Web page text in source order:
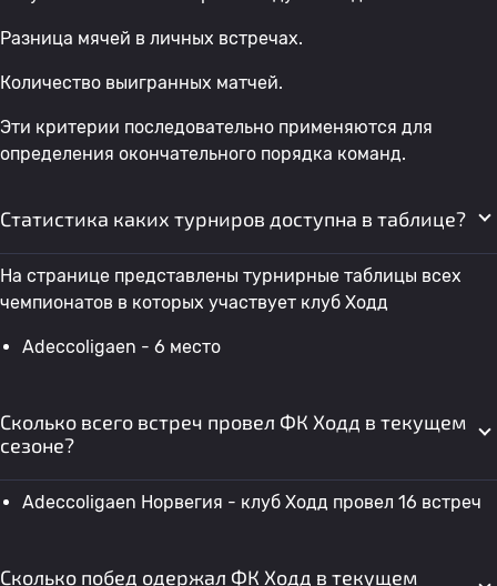
Разница мячей в личных встречах.
Количество выигранных матчей.
Эти критерии последовательно применяются для
определения окончательного порядка команд.
Статистика каких турниров доступна в таблице?
На странице представлены турнирные таблицы всех
чемпионатов в которых участвует клуб Ходд
Adeccoligaen - 6 место
Сколько всего встреч провел ФК Ходд в текущем
сезоне?
Adeccoligaen Норвегия - клуб Ходд провел 16 встреч
Сколько побед одержал ФК Ходд в текущем